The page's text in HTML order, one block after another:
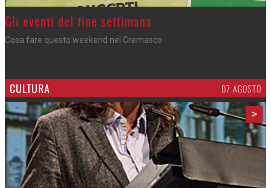
Azzano - Cena in piazza
Sagra di San Lorenzo, con don Lorenzo
CULTURA 07 AGOSTO
>